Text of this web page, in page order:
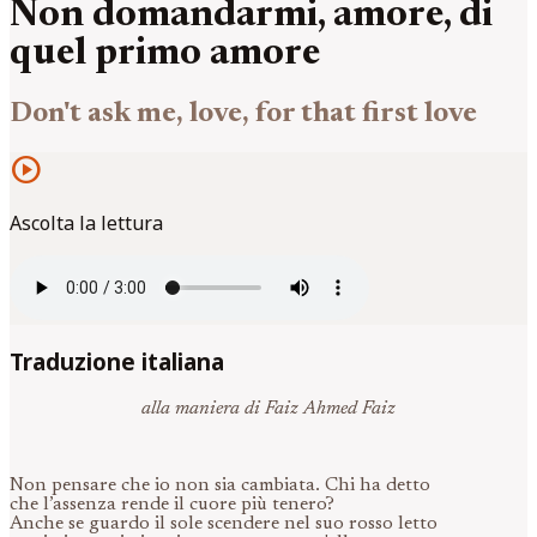
Non domandarmi, amore, di
quel primo amore
Don't ask me, love, for that first love
play_circle
Ascolta la lettura
Traduzione italiana
alla maniera di Faiz Ahmed Faiz
Non pensare che io non sia cambiata. Chi ha detto
che l’assenza rende il cuore più tenero?
Anche se guardo il sole scendere nel suo rosso letto